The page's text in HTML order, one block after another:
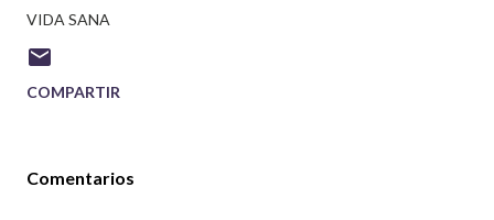
VIDA SANA
COMPARTIR
Comentarios